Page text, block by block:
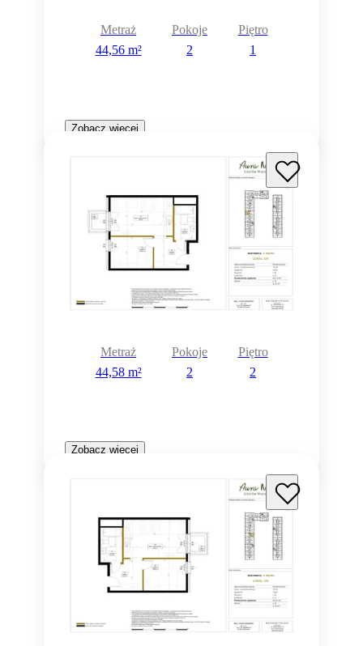
Metraż
44,56 m²
Pokoje
2
Piętro
1
Zobacz więcej
Metraż
44,58 m²
Pokoje
2
Piętro
2
Zobacz więcej